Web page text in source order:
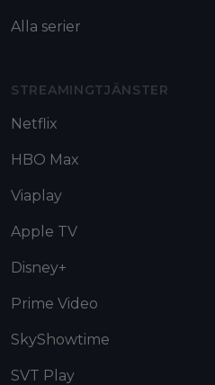
Alla serier
STREAMINGTJÄNSTER
Netflix
HBO Max
Viaplay
Apple TV
Disney+
Prime Video
SkyShowtime
SVT Play